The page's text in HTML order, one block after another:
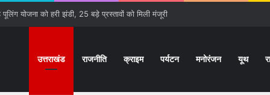
योजना को हरी झंडी, 25 बड़े प्रस्तावों को मिली मंजूरी
उत्तराखंड राजनीति क्राइम पर्यटन मनोरंजन यूथ